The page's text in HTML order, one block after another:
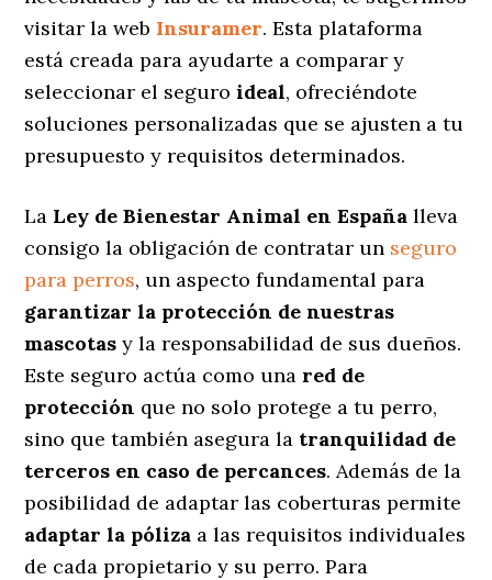
visitar la web Insuramer. Esta plataforma
está creada para ayudarte a comparar y
seleccionar el seguroideal, ofreciéndote
soluciones personalizadas que se ajusten a tu
presupuesto y requisitos determinados.
La Ley de Bienestar Animal en España lleva
consigo la obligación de contratar un seguro
para perros, un aspecto fundamental para
garantizar la protección de nuestras
mascotas y la responsabilidad de sus dueños.
Este seguro actúa como una red de
protección que no solo protege a tu perro,
sino que también asegura la tranquilidad de
terceros en caso de percances. Además de la
posibilidad de adaptar las coberturas permite
adaptar la póliza a las requisitos individuales
de cada propietario y su perro. Para